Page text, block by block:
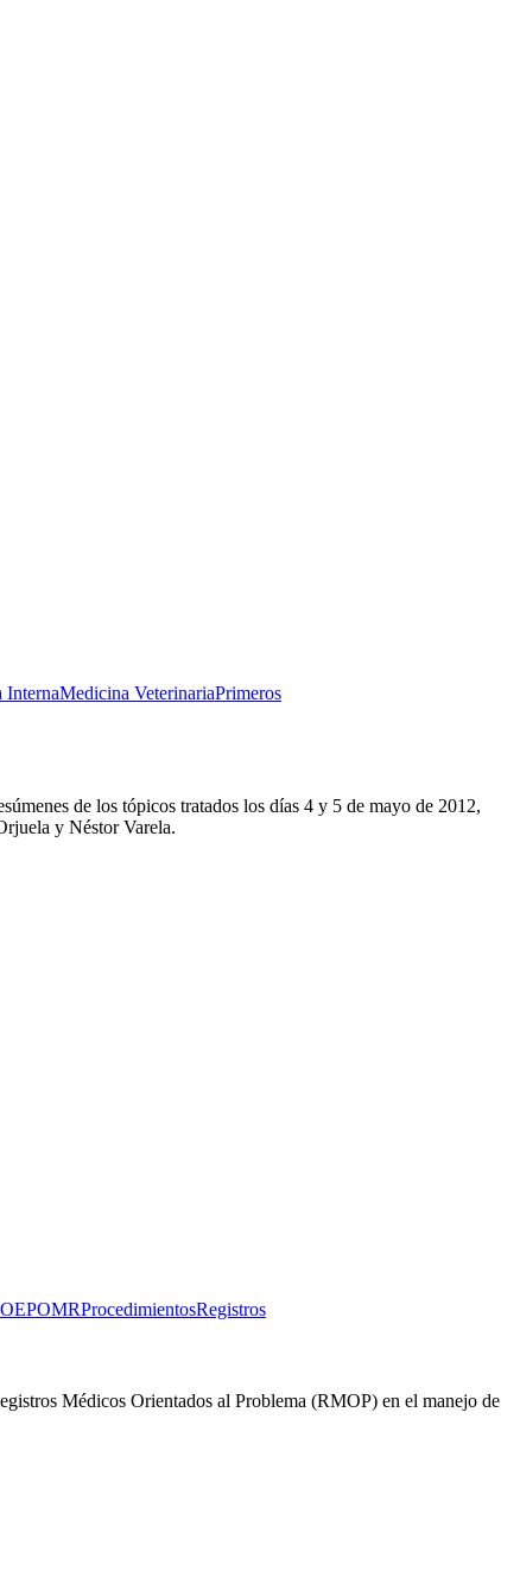
InternaMedicina VeterinariaPrimeros
de los tópicos tratados los días 4 y 5 de mayo de 2012,
y Néstor Varela.
POMRProcedimientosRegistros
Médicos Orientados al Problema (RMOP) en el manejo de